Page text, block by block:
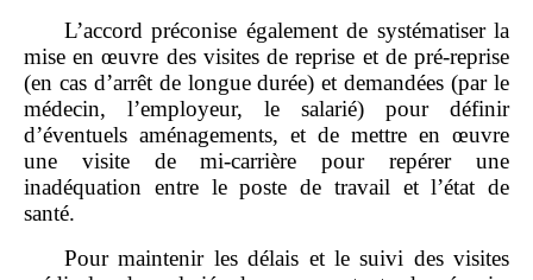
L’accord préconise également de systématiser la
mise en œuvre des visites de reprise et de pré‑reprise
(en cas d’arrêt de longue durée) et demandées (par le
médecin, l’employeur, le salarié) pour définir
d’éventuels aménagements, et de mettre en œuvre
une visite de mi‑carrière pour repérer une
inadéquation entre le poste de travail et l’état de
santé.
Pour maintenir les délais et le suivi des visites